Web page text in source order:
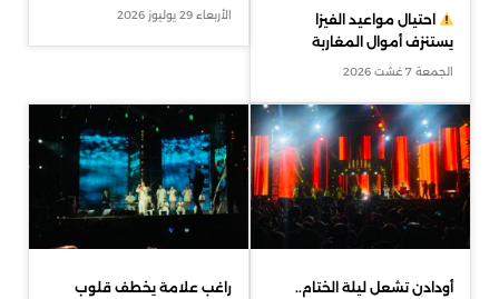
احتيال مواعيد الفيزا
يستنزف أموال المغاربة
الجمعة 7 غشت 2026
الأربعاء 29 يوليوز 2026
أودادن تشعل ليلة الختام..
راغب علامة يخطف قلوب